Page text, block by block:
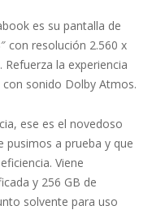
es su pantalla de
con resolución 2.560 x
Refuerza la experiencia
sonido Dolby Atmos.
ese es el novedoso
pusimos a prueba y que
Viene
y 256 GB de
solvente para uso